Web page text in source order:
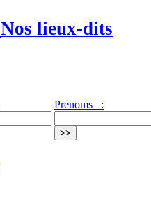
Nos lieux-dits
Prenoms :